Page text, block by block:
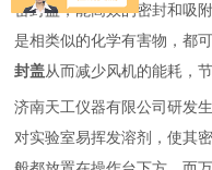
密封盖，能高效的密封和吸
是相类似的化学有害物，都
封盖从而减少风机的能耗，
济南天工仪器有限公司研发
对实验室易挥发溶剂，使其